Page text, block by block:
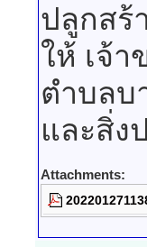
ปลูกสร้
ให้ เจ้
ตำบลบ
และสิ่ง
Attachments: